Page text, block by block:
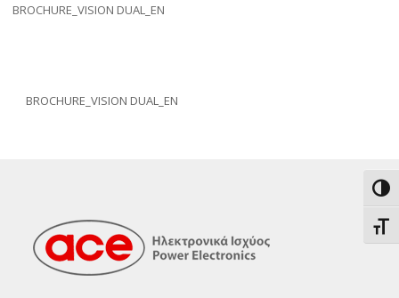
BROCHURE_VISION DUAL_EN
BROCHURE_VISION DUAL_EN